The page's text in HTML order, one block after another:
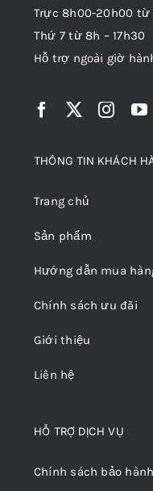
Trực 8h00-20h00
Thứ 7 từ 8h – 17h30
Hỗ trợ ngoài giờ
THÔNG TIN KHÁCH
Trang chủ
Sản phẩm
Hướng dẫn mua
Chính sách ưu đãi
Giới thiệu
Liên hệ
HỖ TRỢ DỊCH VỤ
Chính sách bảo hành